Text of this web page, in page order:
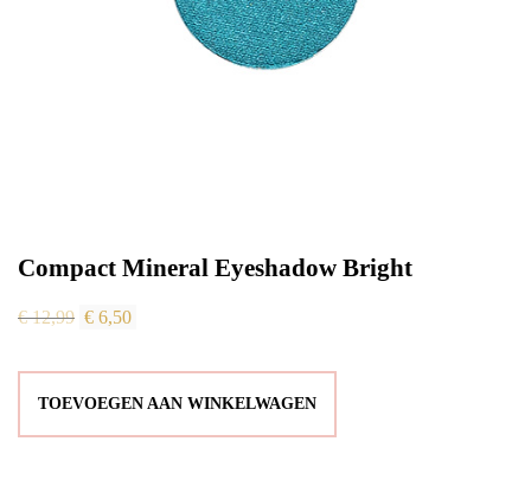
Compact Mineral Eyeshadow Bright
€12,99 Oorspronkelijke
€ 6,50
TOEVOEGEN AAN WINKELWAGEN